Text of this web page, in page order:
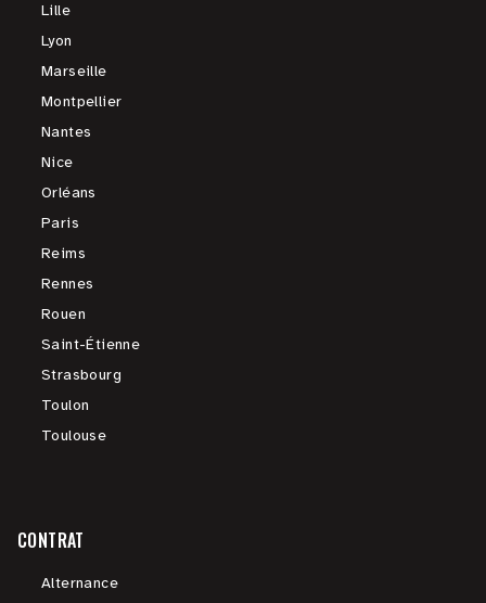
Lille
Lyon
Marseille
Montpellier
Nantes
Nice
Orléans
Paris
Reims
Rennes
Rouen
Saint-Étienne
Strasbourg
Toulon
Toulouse
CONTRAT
Alternance